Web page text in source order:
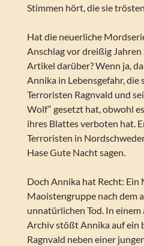
Stimmen hört, die sie
Hat die neuerliche
Anschlag vor dreißig
Artikel darüber? Wenn ja,
Annika in Lebensgefahr, die
Terroristen Ragnvald und
Wolf“ gesetzt hat, obwohl
ihres Blattes verboten hat.
Terroristen in
Hase Gute Nacht sagen.
Doch Annika hat Recht:
Maoistengruppe nach dem
unnatürlichen Tod. In
Archiv stößt Annika auf ein
Ragnvald neben einer